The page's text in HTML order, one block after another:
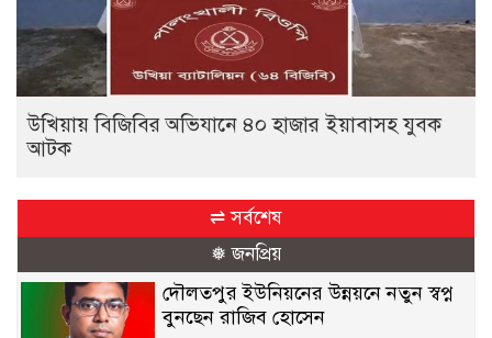
উখিয়ায় বিজিবির অভিযানে ৪০ হাজার ইয়াবাসহ যুবক
আটক
⇌ সর্বশেষ
❅ জনপ্রিয়
দৌলতপুর ইউনিয়নের উন্নয়নে নতুন স্বপ্ন
বুনছেন রাজিব হোসেন